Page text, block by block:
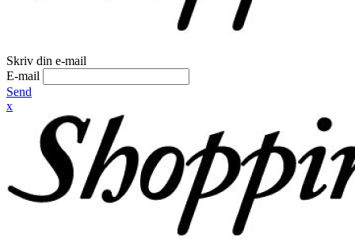
Skriv din e-mail
E-mail
Send
x